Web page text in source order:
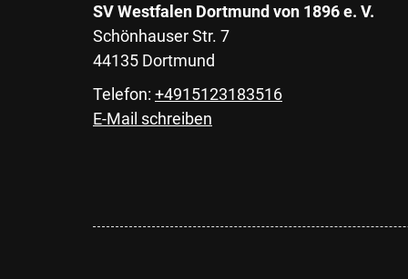
SV Westfalen Dortmund von 1896 e. V.
Schönhauser Str. 7
44135 Dortmund
Telefon: +4915123183516
E-Mail schreiben